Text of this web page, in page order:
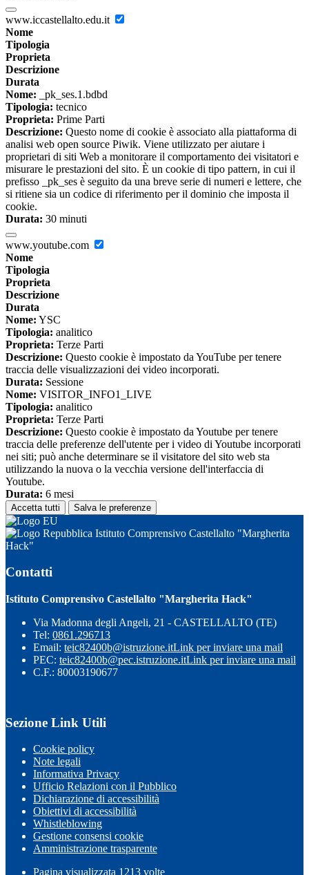
www.iccastellalto.edu.it
Nome
Tipologia
Proprieta
Descrizione
Durata
Nome: _pk_ses.1.bdbd
Tipologia: tecnico
Proprieta: Prime Parti
Descrizione: Questo nome di cookie è associato alla piattaforma di
analisi web open source Piwik. Viene utilizzato per aiutare i
proprietari di siti Web a monitorare il comportamento dei visitatori e
misurare le prestazioni del sito. È un cookie di tipo pattern, in cui il
prefisso _pk_ses è seguito da una breve serie di numeri e lettere, che
si ritiene sia un codice di riferimento per il dominio che imposta il
cookie.
Durata: 30 minuti
www.youtube.com
Nome
Tipologia
Proprieta
Descrizione
Durata
Nome: YSC
Tipologia: analitico
Proprieta: Terze Parti
Descrizione: Questo cookie è impostato da YouTube per tenere
traccia delle visualizzazioni dei video incorporati.
Durata: Sessione
Nome: VISITOR_INFO1_LIVE
Tipologia: analitico
Proprieta: Terze Parti
Descrizione: Questo cookie è impostato da Youtube per tenere
traccia delle preferenze dell'utente per i video di Youtube incorporati
nei siti; può anche determinare se il visitatore del sito web sta
utilizzando la nuova o la vecchia versione dell'interfaccia di
Youtube.
Durata: 6 mesi
Accetta tutti Salva le preferenze
Istituto Comprensivo Castellalto "Margherita
Hack"
Contatti
Istituto Comprensivo Castellalto "Margherita Hack"
Via Madonna degli Angeli, 21 - CASTELLALTO (TE)
Tel: 0861.296713
Email: teic82400b@istruzione.itLink per inviare una mail
PEC: teic82400b@pec.istruzione.itLink per inviare una mail
C.F.: 80003190677
Sezione Link Utili
Cookie policy
Note legali
Informativa Privacy
Ufficio Relazioni con il Pubblico
Dichiarazione di accessibilità
Obiettivi di accessibilità
Whistleblowing
Gestione consensi cookie
Amministrazione trasparente
Pagina visualizzata 1213 volte